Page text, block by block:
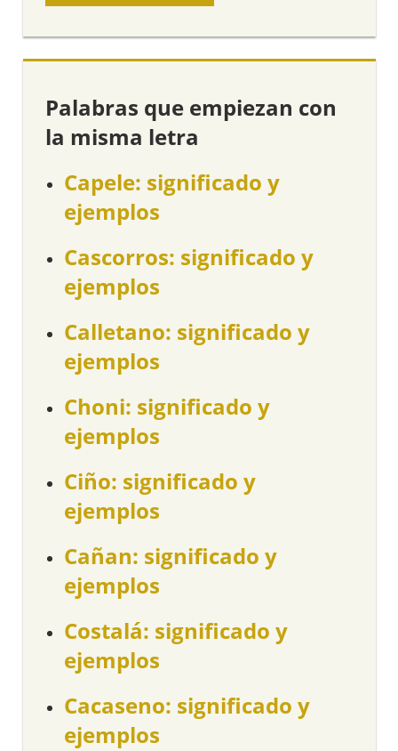
Palabras que empiezan con
la misma letra
Capele: significado y
ejemplos
Cascorros: significado y
ejemplos
Calletano: significado y
ejemplos
Choni: significado y
ejemplos
Ciño: significado y
ejemplos
Cañan: significado y
ejemplos
Costalá: significado y
ejemplos
Cacaseno: significado y
ejemplos